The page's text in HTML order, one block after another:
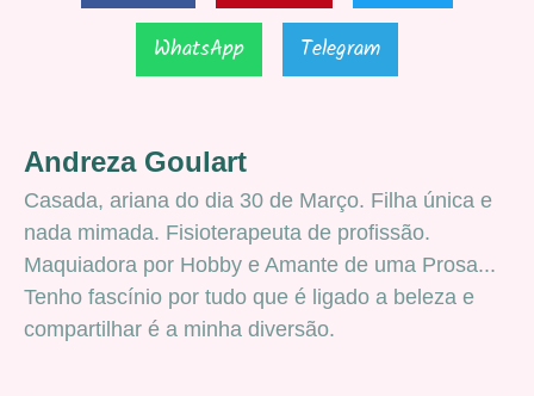
WhatsApp
Telegram
Andreza Goulart
Casada, ariana do dia 30 de Março. Filha única e
nada mimada. Fisioterapeuta de profissão.
Maquiadora por Hobby e Amante de uma Prosa...
Tenho fascínio por tudo que é ligado a beleza e
compartilhar é a minha diversão.